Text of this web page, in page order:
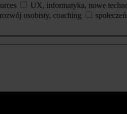
UX, informatyka, nowe
rozwój osobisty, coaching